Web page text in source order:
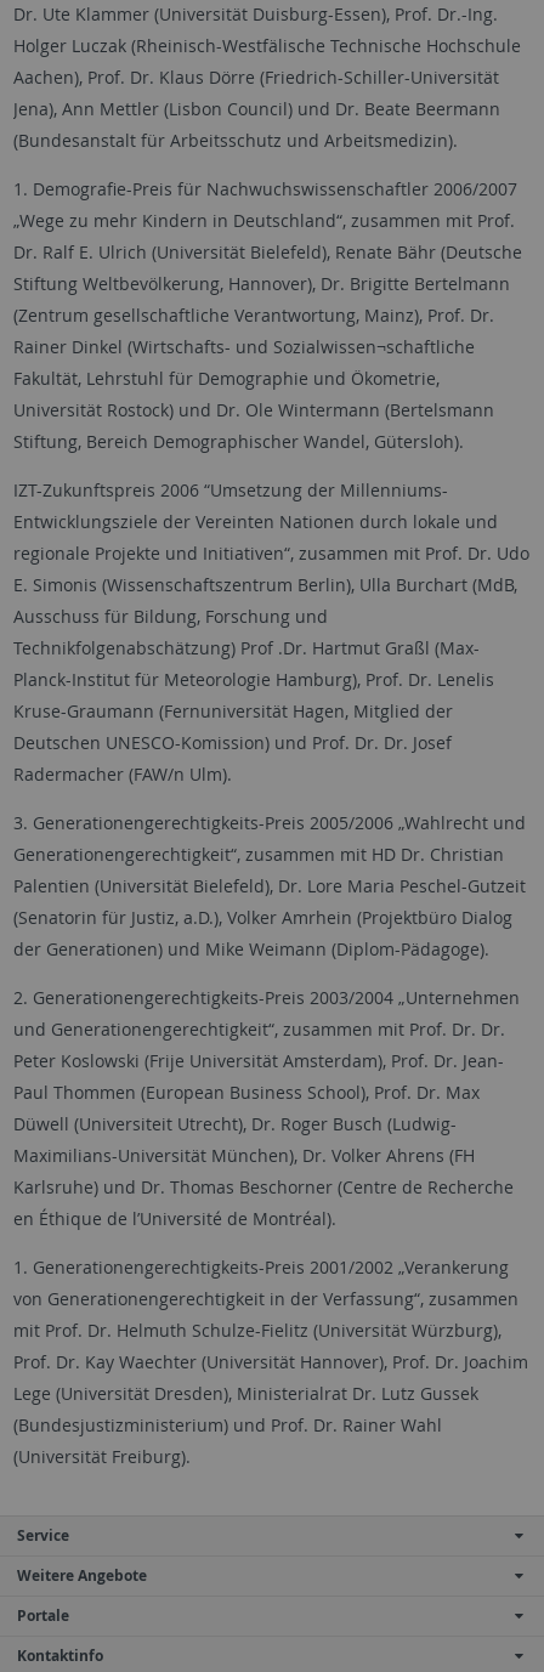
Dr. Ute Klammer (Universität Duisburg-Essen), Prof. Dr.-Ing.
Holger Luczak (Rheinisch-Westfälische Technische Hochschule
Aachen), Prof. Dr. Klaus Dörre (Friedrich-Schiller-Universität
Jena), Ann Mettler (Lisbon Council) und Dr. Beate Beermann
(Bundesanstalt für Arbeitsschutz und Arbeitsmedizin).
1. Demografie-Preis für Nachwuchswissenschaftler 2006/2007
„Wege zu mehr Kindern in Deutschland“, zusammen mit Prof.
Dr. Ralf E. Ulrich (Universität Bielefeld), Renate Bähr (Deutsche
Stiftung Weltbevölkerung, Hannover), Dr. Brigitte Bertelmann
(Zentrum gesellschaftliche Verantwortung, Mainz), Prof. Dr.
Rainer Dinkel (Wirtschafts- und Sozialwissen¬schaftliche
Fakultät, Lehrstuhl für Demographie und Ökometrie,
Universität Rostock) und Dr. Ole Wintermann (Bertelsmann
Stiftung, Bereich Demographischer Wandel, Gütersloh).
IZT-Zukunftspreis 2006 “Umsetzung der Millenniums-
Entwicklungsziele der Vereinten Nationen durch lokale und
regionale Projekte und Initiativen“, zusammen mit Prof. Dr. Udo
E. Simonis (Wissenschaftszentrum Berlin), Ulla Burchart (MdB,
Ausschuss für Bildung, Forschung und
Technikfolgenabschätzung) Prof .Dr. Hartmut Graßl (Max-
Planck-Institut für Meteorologie Hamburg), Prof. Dr. Lenelis
Kruse-Graumann (Fernuniversität Hagen, Mitglied der
Deutschen UNESCO-Komission) und Prof. Dr. Dr. Josef
Radermacher (FAW/n Ulm).
3. Generationengerechtigkeits-Preis 2005/2006 „Wahlrecht und
Generationengerechtigkeit“, zusammen mit HD Dr. Christian
Palentien (Universität Bielefeld), Dr. Lore Maria Peschel-Gutzeit
(Senatorin für Justiz, a.D.), Volker Amrhein (Projektbüro Dialog
der Generationen) und Mike Weimann (Diplom-Pädagoge).
2. Generationengerechtigkeits-Preis 2003/2004 „Unternehmen
und Generationengerechtigkeit“, zusammen mit Prof. Dr. Dr.
Peter Koslowski (Frije Universität Amsterdam), Prof. Dr. Jean-
Paul Thommen (European Business School), Prof. Dr. Max
Düwell (Universiteit Utrecht), Dr. Roger Busch (Ludwig-
Maximilians-Universität München), Dr. Volker Ahrens (FH
Karlsruhe) und Dr. Thomas Beschorner (Centre de Recherche
en Éthique de l’Université de Montréal).
1. Generationengerechtigkeits-Preis 2001/2002 „Verankerung
von Generationengerechtigkeit in der Verfassung“, zusammen
mit Prof. Dr. Helmuth Schulze-Fielitz (Universität Würzburg),
Prof. Dr. Kay Waechter (Universität Hannover), Prof. Dr. Joachim
Lege (Universität Dresden), Ministerialrat Dr. Lutz Gussek
(Bundesjustizministerium) und Prof. Dr. Rainer Wahl
(Universität Freiburg).
Service
Weitere Angebote
Portale
Kontaktinfo